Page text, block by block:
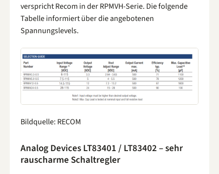
verspricht Recom in der RPMVH-Serie. Die folgende
Tabelle informiert über die angebotenen
Spannungslevels.
Bildquelle: RECOM
Analog Devices LT83401 / LT83402 – sehr
rauscharme Schaltregler